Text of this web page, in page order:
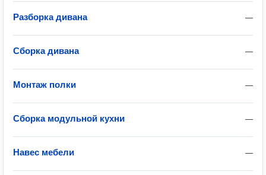
—
Разборка дивана
—
Сборка дивана
—
Монтаж полки
—
Сборка модульной кухни
—
Навес мебели